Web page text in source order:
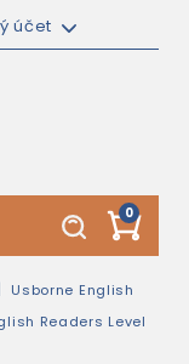
účet
0
Usborne English
Readers Level